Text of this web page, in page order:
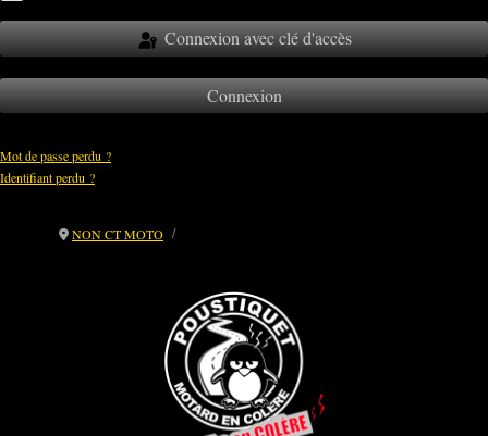
Connexion avec clé d'accès
Connexion
Mot de passe perdu ?
Identifiant perdu ?
NON CT MOTO